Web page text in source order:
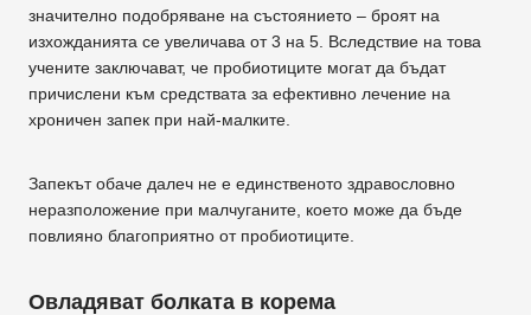
значително подобряване на състоянието – броят на
изхожданията се увеличава от 3 на 5. Вследствие на това
учените заключават, че пробиотиците могат да бъдат
причислени към средствата за ефективно лечение на
хроничен запек при най-малките.
Запекът обаче далеч не е единственото здравословно
неразположение при малчуганите, което може да бъде
повлияно благоприятно от пробиотиците.
Овладяват болката в корема